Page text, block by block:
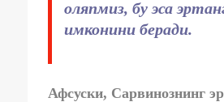
оляпмиз, бу эса
имконини беради.
Афсуски, Сарвинознинг